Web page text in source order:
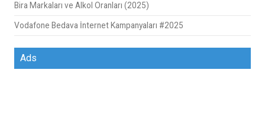
Bira Markaları ve Alkol Oranları (2025)
Vodafone Bedava İnternet Kampanyaları #2025
Ads